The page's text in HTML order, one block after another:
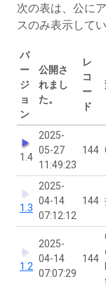
次の表は、公に
スのみ表示してい
バ
ー
ジ
ョ
ン
公開さ
れまし
た。
レ
コ
ー
ド
1.4
2025-
05-27
11:49:23
144
1.3
2025-
04-14
07:12:12
144
1.2
2025-
04-14
07:07:29
144